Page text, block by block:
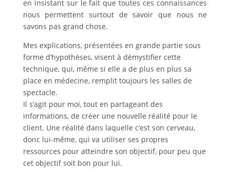
en insistant sur le fait que toutes ces connaissances
nous permettent surtout de savoir que nous ne
savons pas grand chose.
Mes explications, présentées en grande partie sous
forme d’hypothèses, visent à démystifier cette
technique, qui, même si elle a de plus en plus sa
place en médecine, remplit toujours les salles de
spectacle.
Il s’agit pour moi, tout en partageant des
informations, de créer une nouvelle réalité pour le
client. Une réalité dans laquelle c’est son cerveau,
donc lui-même, qui va utiliser ses propres
ressources pour atteindre son objectif, pour peu que
cet objectif soit bon pour lui.